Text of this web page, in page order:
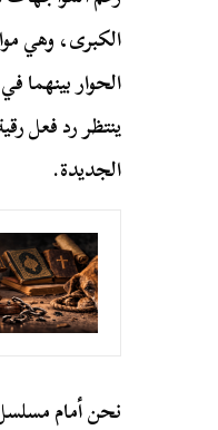
الكبرى، وهي
الحوار بينهما
ينتظر رد فعل
الجديدة.
نحن أمام